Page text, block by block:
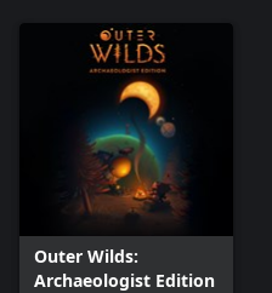
Outer Wilds:
Archaeologist Edition